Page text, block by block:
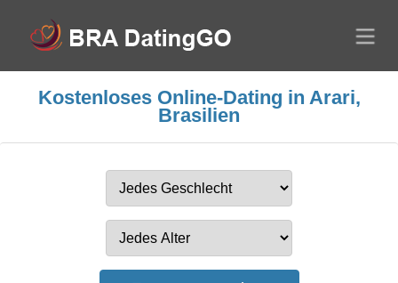
Kostenloses Online-Dating in Arari,
Brasilien